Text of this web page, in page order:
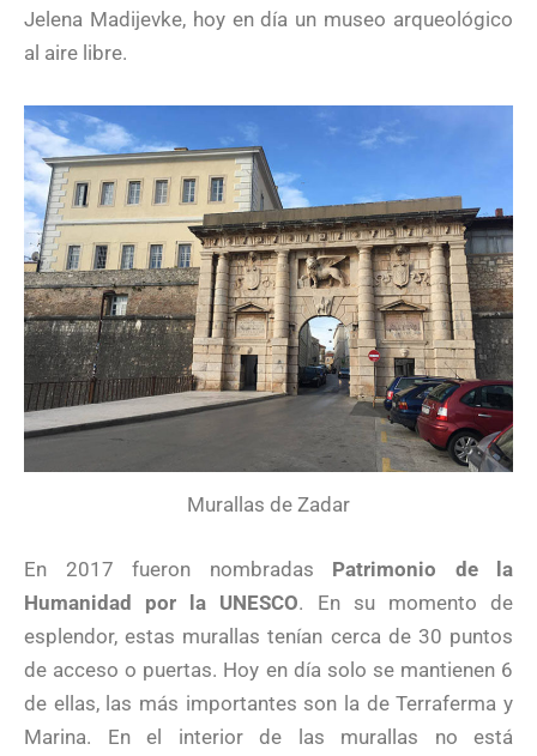
Jelena Madijevke, hoy en día un museo arqueológico
al aire libre.
Murallas de Zadar
En 2017 fueron nombradas Patrimonio de la
Humanidad por la UNESCO. En su momento de
esplendor, estas murallas tenían cerca de 30 puntos
de acceso o puertas. Hoy en día solo se mantienen 6
de ellas, las más importantes son la de Terraferma y
Marina. En el interior de las murallas no está